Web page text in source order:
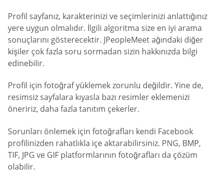
Profil sayfanız, karakterinizi ve seçimlerinizi anlattığınız
yere uygun olmalıdır. İlgili algoritma size en iyi arama
sonuçlarını gösterecektir. JPeopleMeet ağındaki diğer
kişiler çok fazla soru sormadan sizin hakkınızda bilgi
edinebilir.
Profil için fotoğraf yüklemek zorunlu değildir. Yine de,
resimsiz sayfalara kıyasla bazı resimler eklemenizi
öneririz, daha fazla tanıtım çekerler.
Sorunları önlemek için fotoğrafları kendi Facebook
profilinizden rahatlıkla içe aktarabilirsiniz. PNG, BMP,
TIF, JPG ve GIF platformlarının fotoğrafları da çözüm
olabilir.